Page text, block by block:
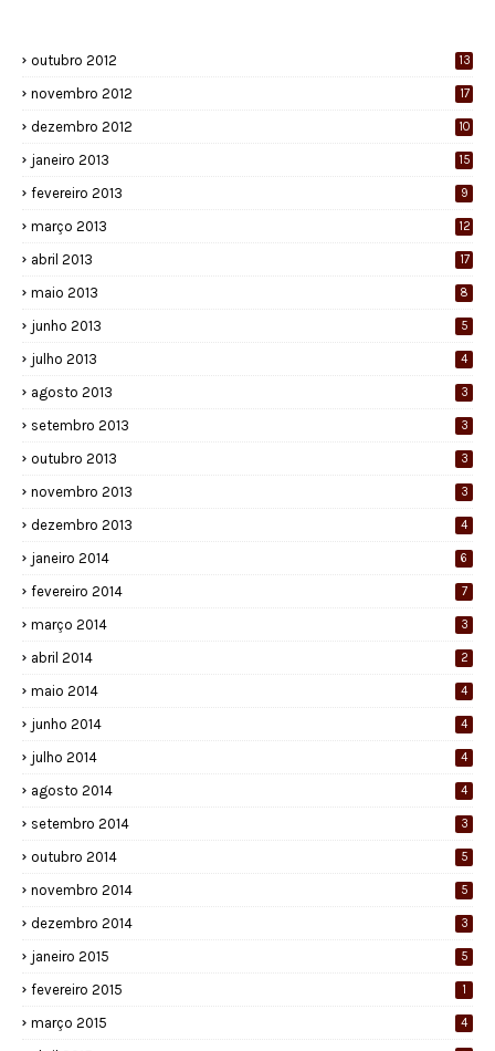
outubro 2012 13
novembro 2012 17
dezembro 2012 10
janeiro 2013 15
fevereiro 2013 9
março 2013 12
abril 2013 17
maio 2013 8
junho 2013 5
julho 2013 4
agosto 2013 3
setembro 2013 3
outubro 2013 3
novembro 2013 3
dezembro 2013 4
janeiro 2014 6
fevereiro 2014 7
março 2014 3
abril 2014 2
maio 2014 4
junho 2014 4
julho 2014 4
agosto 2014 4
setembro 2014 3
outubro 2014 5
novembro 2014 5
dezembro 2014 3
janeiro 2015 5
fevereiro 2015 1
março 2015 4